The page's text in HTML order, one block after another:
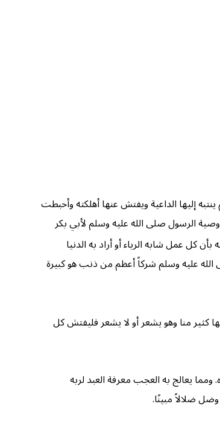
إليها الداعية ويفتش عنها أهلكته وأحبطت
الرسول صلى الله عليه وسلم لأبي بكر
بأن كل عمل شابه الرياء أو أراد به الدنيا
الله عليه وسلم شركاً أعظم من ذنب هو كبيرة
كثير منا وهو يشعر أو لا يشعر فليفتش كل
ومما يعالج به العجب معرفة العبد لربه
ضلالاً مبينًا.